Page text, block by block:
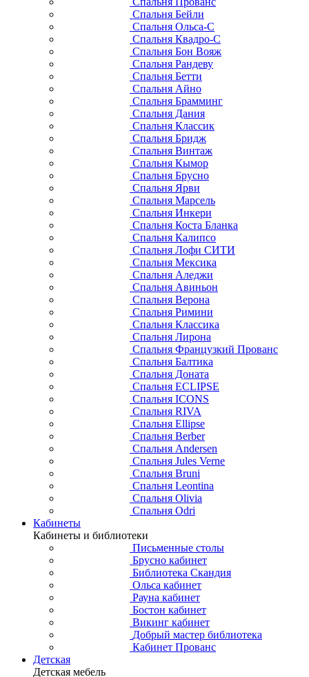
Спальня Бейли
Спальня Ольса-С
Спальня Квадро-С
Спальня Бон Вояж
Спальня Рандеву
Спальня Бетти
Спальня Айно
Спальня Брамминг
Спальня Дания
Спальня Классик
Спальня Бридж
Спальня Винтаж
Спальня Кымор
Спальня Брусно
Спальня Ярви
Спальня Марсель
Спальня Инкери
Спальня Коста Бланка
Спальня Калипсо
Спальня Лофи СИТИ
Спальня Мексика
Спальня Аледжи
Спальня Авиньон
Спальня Верона
Спальня Римини
Спальня Классика
Спальня Лирона
Спальня Французкий Прованс
Спальня Балтика
Спальня Доната
Спальня ECLIPSE
Спальня ICONS
Спальня RIVA
Спальня Ellipse
Спальня Berber
Спальня Andersen
Спальня Jules Verne
Спальня Bruni
Спальня Leontina
Спальня Olivia
Спальня Odri
Кабинеты
Кабинеты и библиотеки
Письменные столы
Брусно кабинет
Библиотека Скандия
Ольса кабинет
Рауна кабинет
Бостон кабинет
Викинг кабинет
Добрый мастер библиотека
Кабинет Прованс
Детская
Детская мебель